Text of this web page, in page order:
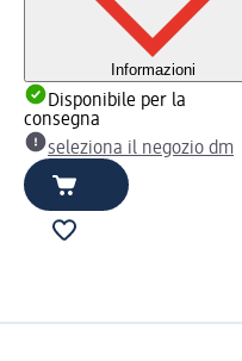
Informazioni
Disponibile per la
consegna
seleziona il negozio dm